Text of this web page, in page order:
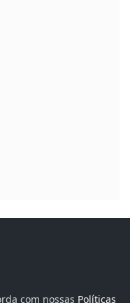
com nossas Políticas